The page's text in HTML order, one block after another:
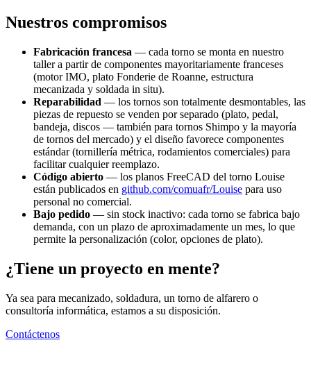
Nuestros compromisos
Fabricación francesa — cada torno se monta en nuestro
taller a partir de componentes mayoritariamente franceses
(motor IMO, plato Fonderie de Roanne, estructura
mecanizada y soldada in situ).
Reparabilidad — los tornos son totalmente desmontables, las
piezas de repuesto se venden por separado (plato, pedal,
bandeja, discos — también para tornos Shimpo y la mayoría
de tornos del mercado) y el diseño favorece componentes
estándar (tornillería métrica, rodamientos comerciales) para
facilitar cualquier reemplazo.
Código abierto — los planos FreeCAD del torno Louise
están publicados en github.com/comuafr/Louise para uso
personal no comercial.
Bajo pedido — sin stock inactivo: cada torno se fabrica bajo
demanda, con un plazo de aproximadamente un mes, lo que
permite la personalización (color, opciones de plato).
¿Tiene un proyecto en mente?
Ya sea para mecanizado, soldadura, un torno de alfarero o
consultoría informática, estamos a su disposición.
Contáctenos